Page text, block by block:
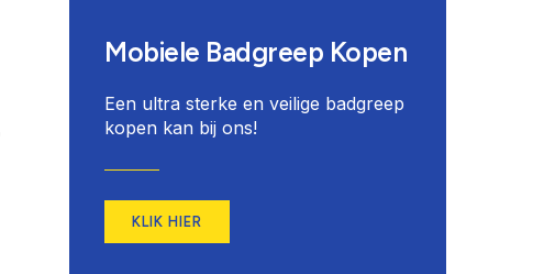
Mobiele Badgreep Kopen
Een ultra sterke en veilige badgreep
kopen kan bij ons!
KLIK HIER